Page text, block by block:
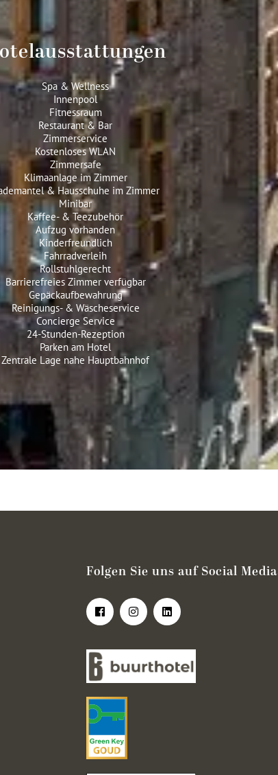
Spa & Wellness
Innenpool
Fitnessraum
Restaurant & Bar
Zimmerservice
Kostenloses WLAN
Zimmersafe
Klimaanlage im Zimmer
& Hausschuhe im Zimmer
Minibar
Kaffee- & Teezubehör
Aufzug vorhanden
Kinderfreundlich
Fahrradverleih
Rollstuhlgerecht
Barrierefreies Zimmer verfügbar
Gepäckaufbewahrung
Reinigungs- & Wäscheservice
Concierge Service
24-Stunden-Rezeption
Parken am Hotel
Zentrale Lage nahe Hauptbahnhof
Folgen Sie uns auf Social Media